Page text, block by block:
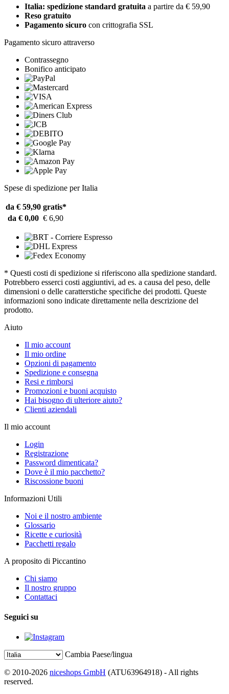
Italia: spedizione standard gratuita a partire da € 59,90
Reso gratuito
Pagamento sicuro con crittografia SSL
Pagamento sicuro attraverso
Contrassegno
Bonifico anticipato
Spese di spedizione per Italia
da € 59,90 gratis*
da € 0,00 € 6,90
* Questi costi di spedizione si riferiscono alla spedizione standard.
Potrebbero esserci costi aggiuntivi, ad es. a causa del peso, delle
dimensioni o delle caratterstiche specifiche dei prodotti. Queste
informazioni sono indicate direttamente nella descrizione del
prodotto.
Aiuto
Il mio account
Il mio ordine
Opzioni di pagamento
Spedizione e consegna
Resi e rimborsi
Promozioni e buoni acquisto
Hai bisogno di ulteriore aiuto?
Clienti aziendali
Il mio account
Login
Registrazione
Password dimenticata?
Dove è il mio pacchetto?
Riscossione buoni
Informazioni Utili
Noi e il nostro ambiente
Glossario
Ricette e curiosità
Pacchetti regalo
A proposito di Piccantino
Chi siamo
Il nostro gruppo
Contattaci
Seguici su
Cambia Paese/lingua
© 2010-2026 niceshops GmbH (ATU63964918) - All rights
reserved.